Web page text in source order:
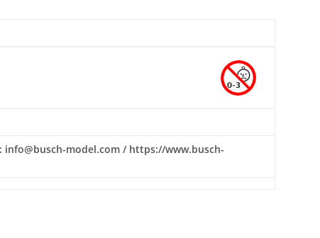
info@busch-model.com / https://www.busch-